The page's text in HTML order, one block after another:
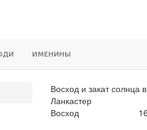
ИМЕНИНЫ
Восход и закат солнца
Ланкастер
Восход